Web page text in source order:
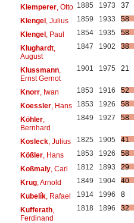
Klemperer, Otto 1885 1973
37
Klengel, Julius 1859 1933
58
Klengel, Paul 1854 1935
58
Klughardt,
August
1847 1902 38
Klussmann,
Ernst Gernot
1901 1975 21
Knorr, Iwan 1853 1916
52
Koessler, Hans 1853 1926
58
Köhler,
Bernhard
1849 1927 58
Kosleck, Julius 1825 1905
41
Kößler, Hans 1853 1926
58
Koßmaly, Carl 1812 1893
29
Krug, Arnold 1849 1904
40
Kubelík, Rafael 1914 1996
8
Kufferath,
Ferdinand
1818 1896 32